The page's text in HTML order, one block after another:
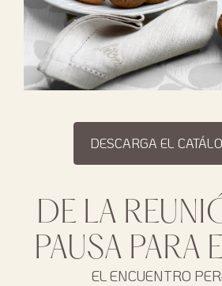
DESCARGA EL
DE LA
PAUSA PARA
EL ENCUENTRO